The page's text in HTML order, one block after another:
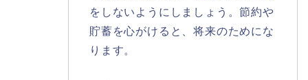
をしないようにしましょう。節約や
貯蓄を心がけると、将来のためにな
ります。